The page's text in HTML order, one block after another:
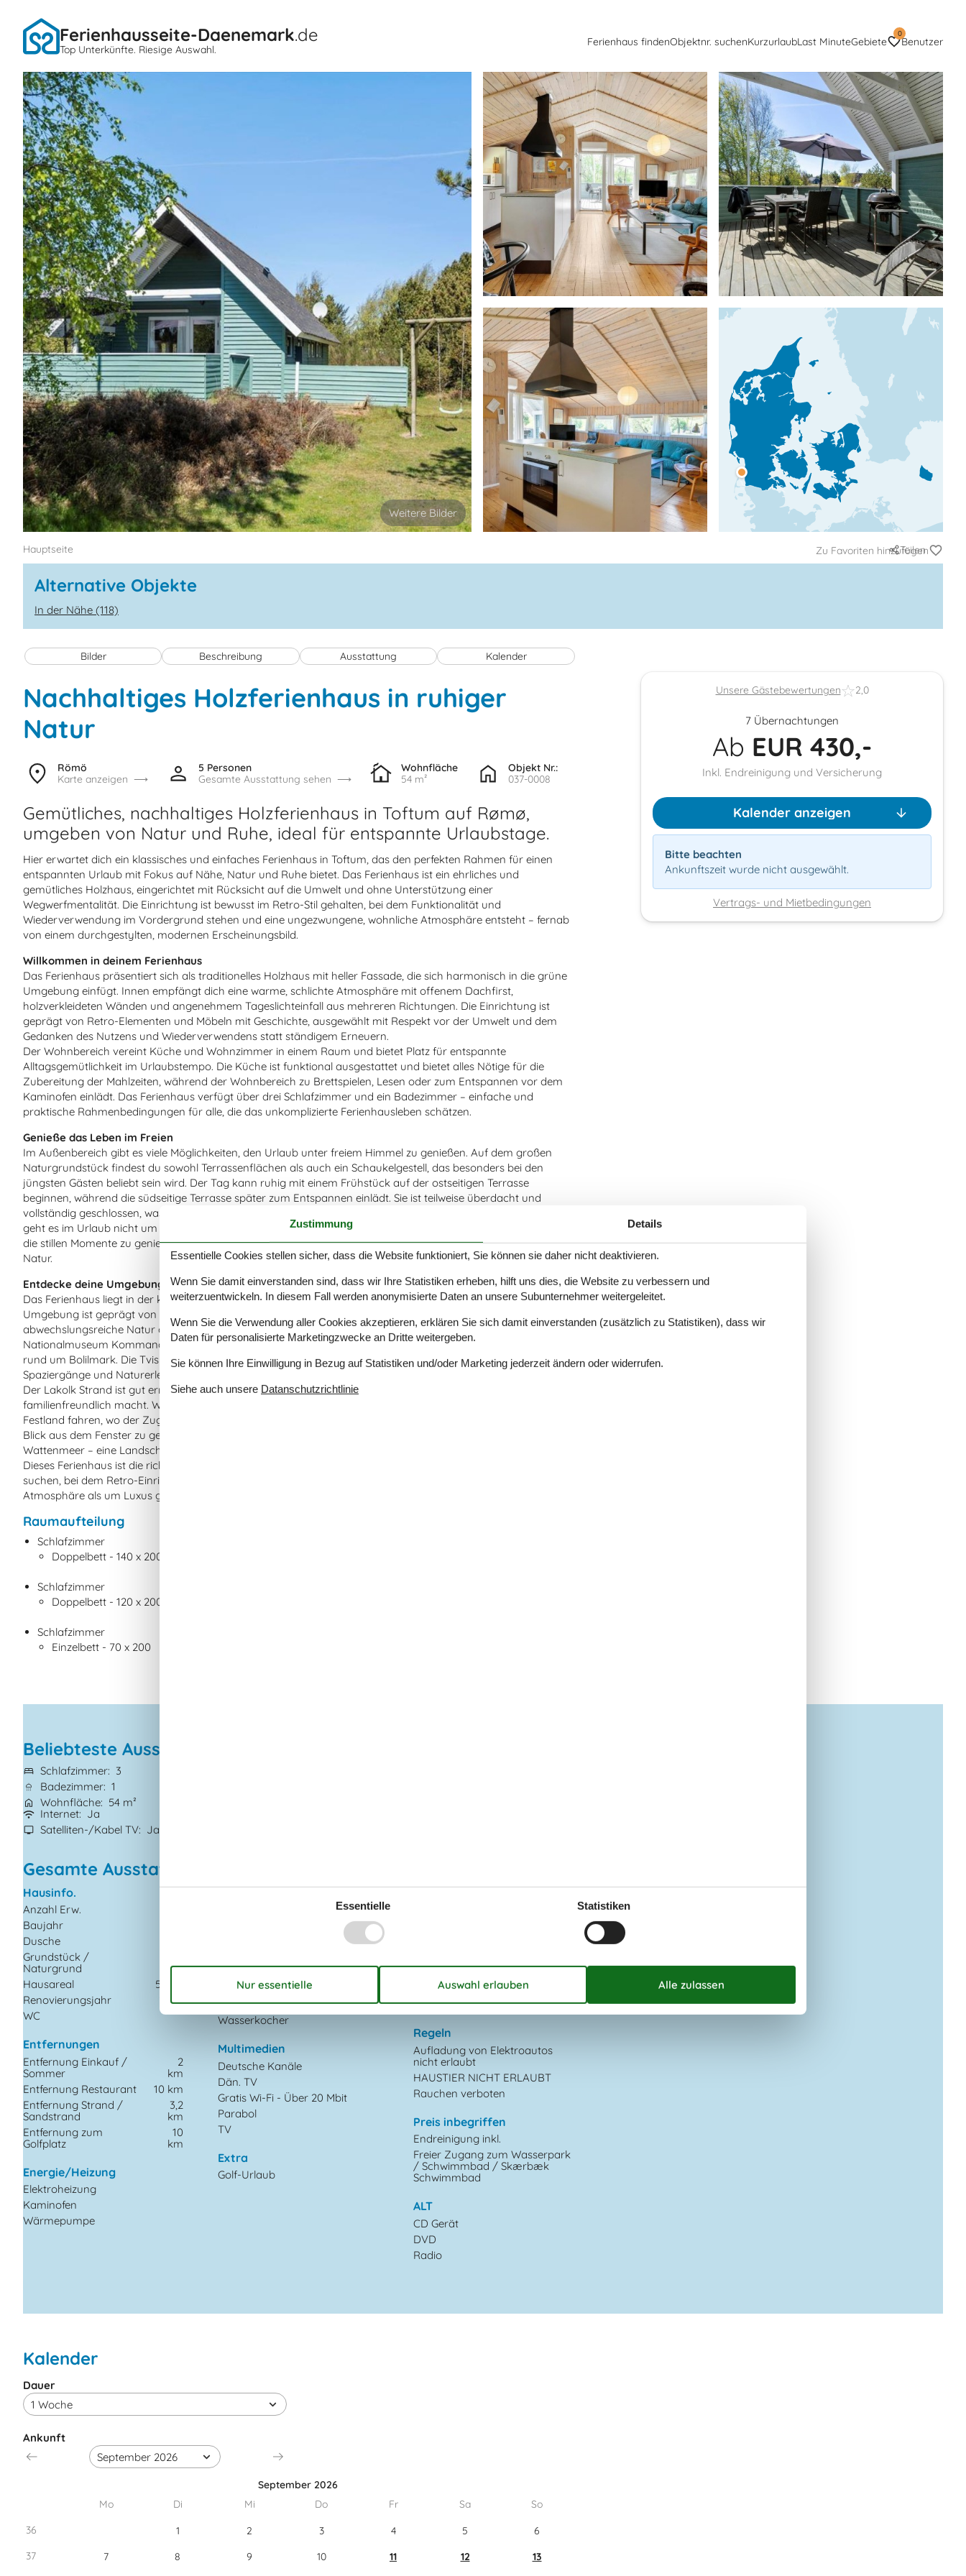
Ferienhausseite-Daenemark.de
Top Unterkünfte. Riesige Auswahl.
Ferienhaus findenObjektnr. suchenKurzurlaubLast MinuteGebiete
0
Benutzer
Hauptseite Zu Favoriten hinzufügen
Teilen
Alternative Objekte
In der Nähe (118)
Bilder Beschreibung Ausstattung Kalender
Nachhaltiges Holzferienhaus in ruhiger
Natur
Römö
Karte anzeigen
5 Personen
Gesamte Ausstattung sehen
Wohnfläche
54 m²
Objekt Nr.:
037-0008
Gemütliches, nachhaltiges Holzferienhaus in Toftum auf Rømø,
umgeben von Natur und Ruhe, ideal für entspannte Urlaubstage.
Hier erwartet dich ein klassisches und einfaches Ferienhaus in Toftum, das den perfekten Rahmen für einen
entspannten Urlaub mit Fokus auf Nähe, Natur und Ruhe bietet. Das Ferienhaus ist ein ehrliches und
gemütliches Holzhaus, eingerichtet mit Rücksicht auf die Umwelt und ohne Unterstützung einer
Wegwerfmentalität. Die Einrichtung ist bewusst im Retro-Stil gehalten, bei dem Funktionalität und
Wiederverwendung im Vordergrund stehen und eine ungezwungene, wohnliche Atmosphäre entsteht – fernab
von einem durchgestylten, modernen Erscheinungsbild.
Willkommen in deinem Ferienhaus
Das Ferienhaus präsentiert sich als traditionelles Holzhaus mit heller Fassade, die sich harmonisch in die grüne
Umgebung einfügt. Innen empfängt dich eine warme, schlichte Atmosphäre mit offenem Dachfirst,
holzverkleideten Wänden und angenehmem Tageslichteinfall aus mehreren Richtungen. Die Einrichtung ist
geprägt von Retro-Elementen und Möbeln mit Geschichte, ausgewählt mit Respekt vor der Umwelt und dem
Gedanken des Nutzens und Wiederverwendens statt ständigem Erneuern.
Der Wohnbereich vereint Küche und Wohnzimmer in einem Raum und bietet Platz für entspannte
Alltagsgemütlichkeit im Urlaubstempo. Die Küche ist funktional ausgestattet und bietet alles Nötige für die
Zubereitung der Mahlzeiten, während der Wohnbereich zu Brettspielen, Lesen oder zum Entspannen vor dem
Kaminofen einlädt. Das Ferienhaus verfügt über drei Schlafzimmer und ein Badezimmer – einfache und
praktische Rahmenbedingungen für alle, die das unkomplizierte Ferienhausleben schätzen.
Genieße das Leben im Freien
Im Außenbereich gibt es viele Möglichkeiten, den Urlaub unter freiem Himmel zu genießen. Auf dem großen
Naturgrundstück findest du sowohl Terrassenflächen als auch ein Schaukelgestell, das besonders bei den
jüngsten Gästen beliebt sein wird. Der Tag kann ruhig mit einem Frühstück auf der ostseitigen Terrasse
beginnen, während die südseitige Terrasse später zum Entspannen einlädt. Sie ist teilweise überdacht und
vollständig geschlossen, was Schutz bietet und eine sichere Umgebung für das Leben im Freien schafft. Hier
geht es im Urlaub nicht um perfekte Oberflächen, sondern darum, draußen zu sein, das Wetter zu spüren und
die stillen Momente zu genießen – sei es mit einer Tasse Kaffee, einem Buch oder einfach mit dem Blick in die
Natur.
Entdecke deine Umgebung
Das Ferienhaus liegt in der kleinen, ruhigen Sackgasse Froidal in Toftum im nördlichen Teil von Rømø. Die
Umgebung ist geprägt von Ruhe und weiten Landschaften und bietet gute Möglichkeiten, die
abwechslungsreiche Natur der Insel zu erkunden. In der Nähe befinden sich unter anderem das
Nationalmuseum Kommandørgård, die Marschlandschaften bei Juvre sowie die hügeligeren Heidegebiete
rund um Bolilmark. Die Tvismark Plantage und der Aussichtspunkt Høstbjerg eignen sich hervorragend für
Spaziergänge und Naturerlebnisse.
Der Lakolk Strand ist gut erreichbar und bietet breite Sandflächen sowie flaches Wasser, was ihn besonders
familienfreundlich macht. Wenn dir nach Indoor-Aktivitäten ist, kannst du über den Rømø-Damm auf das
Festland fahren, wo der Zugang zum Skærbækcentret‑Erlebnisbad kostenlos ist. Unterwegs lohnt es sich, den
Blick aus dem Fenster zu genießen, denn vom Damm aus hast du eine beeindruckende Aussicht über das
Wattenmeer – eine Landschaft, die zum UNESCO‑Weltnaturerbe gehört.
Dieses Ferienhaus ist die richtige Wahl für alle, die einen einfachen, gemütlichen und nachhaltigen Urlaubsort
suchen, bei dem Retro‑Einrichtung, Natur und Ruhe im Mittelpunkt stehen – und bei dem es mehr um
Atmosphäre als um Luxus geht.
Raumaufteilung
Schlafzimmer
Doppelbett - 140 x 200
Schlafzimmer
Doppelbett - 120 x 200
Schlafzimmer
Einzelbett - 70 x 200
Beliebteste Ausstattungen
Schlafzimmer
3
Badezimmer 1
Wohnfläche
54 m²
Internet
Ja
Satelliten-/Kabel TV
Ja
Gesamte Ausstattung
Hausinfo.
Anzahl Erw.
Baujahr
Dusche
Grundstück /
Naturgrund
m²
Hausareal
54 m²
Renovierungsjahr
2002
WC
Entfernungen
Entfernung Einkauf /
Sommer
2
km
Entfernung Restaurant
10 km
Entfernung Strand /
Sandstrand
3,2
km
Entfernung zum
Golfplatz
10
km
Energie/Heizung
Elektroheizung
Kaminofen
Wärmepumpe
Küchengeräte
10
Kühlschrank
Mikrowelle
Wasserkocher
Multimedien
Deutsche Kanäle
Dän. TV
Gratis Wi-Fi - Über 20 Mbit
Parabol
TV
Extra
Golf-Urlaub
Draußen
Sonnenschirm
Teilw. überdachte Terrasse
Regeln
Aufladung von Elektroautos
nicht erlaubt
HAUSTIER NICHT ERLAUBT
Rauchen verboten
Preis inbegriffen
Endreinigung inkl.
Freier Zugang zum Wasserpark
/ Schwimmbad / Skærbæk
Schwimmbad
ALT
CD Gerät
DVD
Radio
Kalender
Ankunft
September 2026
Mo
Di Mi Do Fr Sa
So
36
1 2 3 4 5
6
37
7 8 9 10 11 12
13
Dauer
Unsere Gästebewertungen 2,0
7 Übernachtungen
Ab EUR 430,-
Inkl. Endreinigung und Versicherung
Kalender anzeigen
Bitte beachten
Ankunftszeit wurde nicht ausgewählt.
Vertrags- und Mietbedingungen
Zustimmung Details
Essentielle Cookies stellen sicher, dass die Website funktioniert, Sie können sie daher nicht deaktivieren.
Wenn Sie damit einverstanden sind, dass wir Ihre Statistiken erheben, hilft uns dies, die Website zu verbessern und
weiterzuentwickeln. In diesem Fall werden anonymisierte Daten an unsere Subunternehmer weitergeleitet.
Wenn Sie die Verwendung aller Cookies akzeptieren, erklären Sie sich damit einverstanden (zusätzlich zu Statistiken), dass wir
Daten für personalisierte Marketingzwecke an Dritte weitergeben.
Sie können Ihre Einwilligung in Bezug auf Statistiken und/oder Marketing jederzeit ändern oder widerrufen.
Siehe auch unsere Datanschutzrichtlinie
Essentielle Statistiken